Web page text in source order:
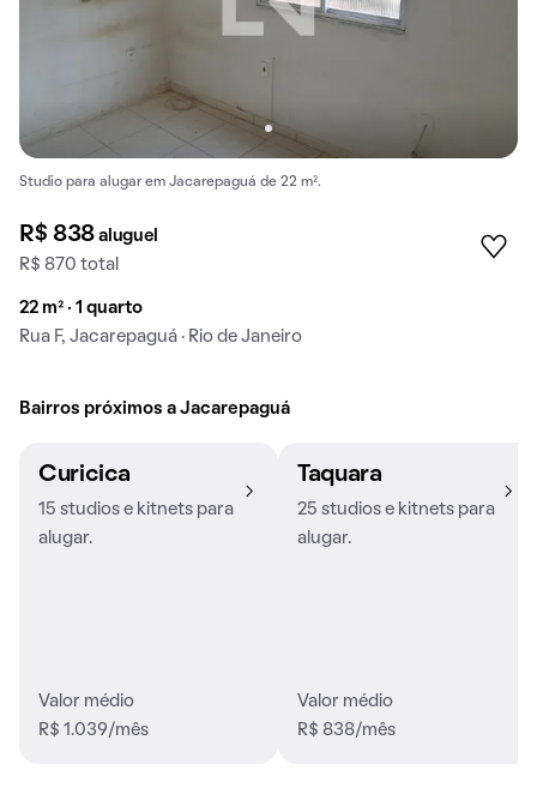
Studio para alugar em Jacarepaguá de 22 m².
R$ 838aluguel
R$ 870 total
22 m² · 1 quarto
Rua F, Jacarepaguá · Rio de Janeiro
Bairros próximos a Jacarepaguá
Curicica
15 studios e kitnets para
alugar.
Valor médio
R$ 1.039/mês
Taquara
25 studios e kitnets para
alugar.
Valor médio
R$ 838/mês